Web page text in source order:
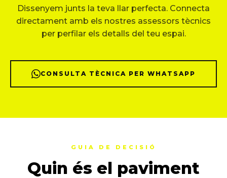
Dissenyem junts la teva llar perfecta. Connecta
directament amb els nostres assessors tècnics
per perfilar els detalls del teu espai.
CONSULTA TÈCNICA PER WHATSAPP
GUIA DE DECISIÓ
Quin és el paviment